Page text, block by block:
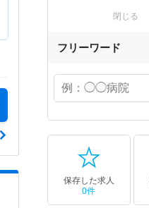
閉じる
フリーワード
保存した求人
0件